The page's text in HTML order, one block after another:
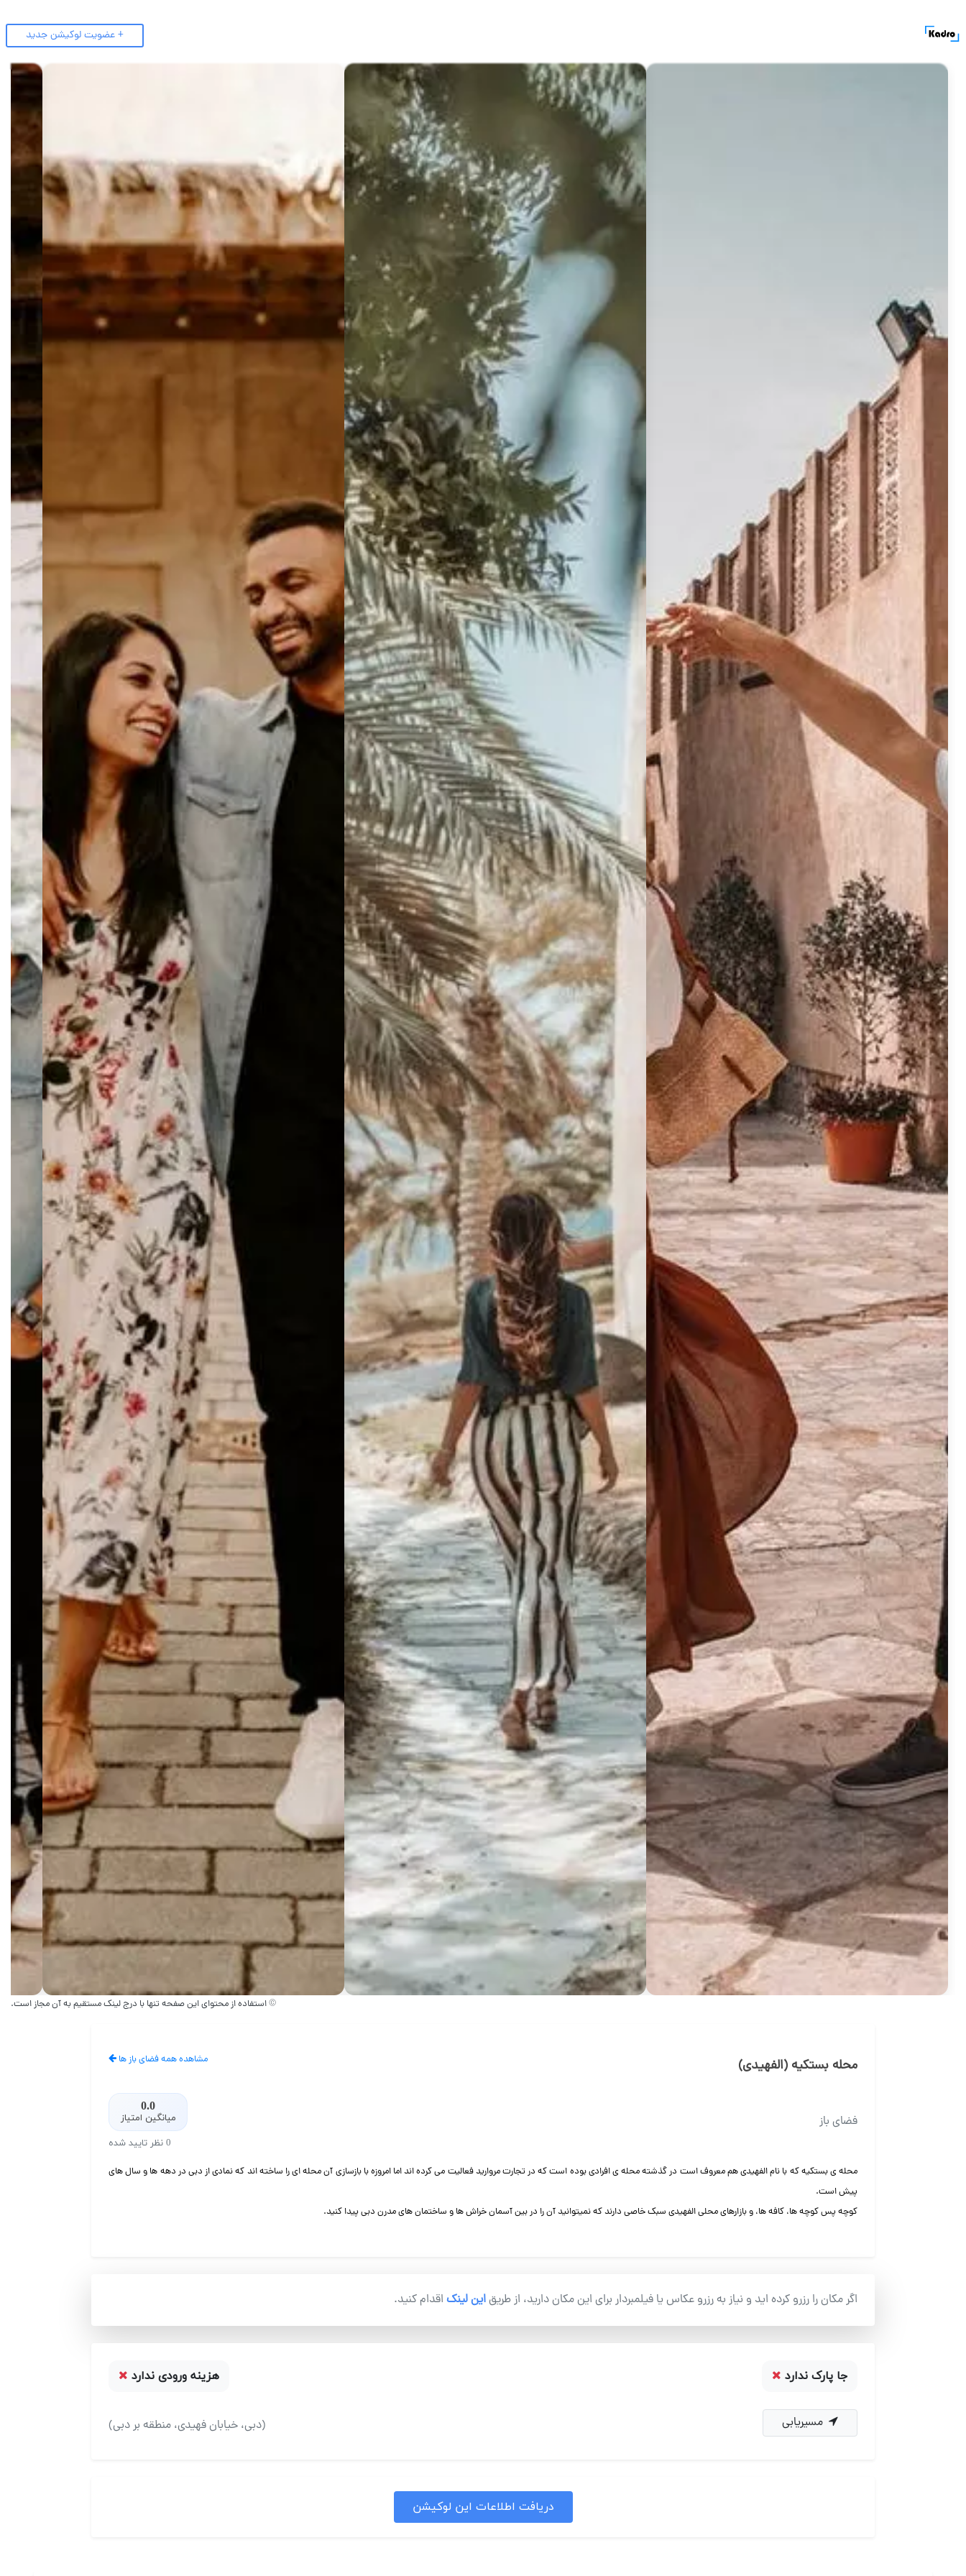
+ عضویت لوکیشن جدید
© استفاده از محتوای این صفحه تنها با درج لینک مستقیم به آن مجاز است.
محله بستکیه (الفهیدی) مشاهده همه فضای باز ها
فضای باز
0.0
میانگین امتیاز
0 نظر تایید شده
محله ی بستکیه که با نام الفهیدی هم معروف است در گذشته محله ی افرادی بوده است که در تجارت مروارید فعالیت می کرده اند اما امروزه با بازسازی آن محله ای را ساخته اند که نمادی از دبی در دهه ها و سال های
پیش است.
کوچه پس کوچه ها، کافه ها، و بازارهای محلی الفهیدی سبک خاصی دارند که نمیتوانید آن را در بین آسمان خراش ها و ساختمان های مدرن دبی پیدا کنید.
اگر مکان را رزرو کرده اید و نیاز به رزرو عکاس یا فیلمبردار برای این مکان دارید، از طریقاین لینک اقدام کنید.
جا پارک ندارد هزینه ورودی ندارد
مسیریابی (دبی، خیابان فهیدی، منطقه بر دبی)
دریافت اطلاعات این لوکیشن